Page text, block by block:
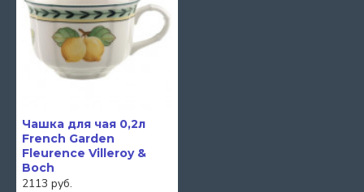
Чашка для чая 0,2л
French Garden
Fleurence Villeroy &
Boch
2113 руб.